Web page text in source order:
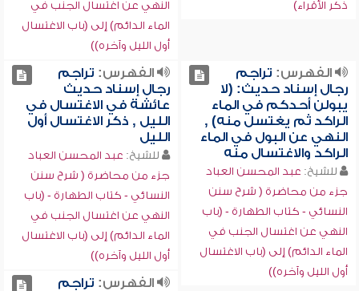
ذكر الأقراء)
النهي عن اغتسال الجنب في
الماء الدائم) إلى (باب الاغتسال
أول الليل وآخره))
الفهرس: تراجم
رجال إسناد حديث: (لا
يبولن أحدكم في الماء
الراكد ثم يغتسل منه) ,
النهي عن البول في الماء
الراكد والاغتسال منه
للشيخ: عبد المحسن العباد
جزء من محاضرة ( شرح سنن
النسائي - كتاب الطهارة - (باب
النهي عن اغتسال الجنب في
الماء الدائم) إلى (باب الاغتسال
أول الليل وآخره))
الفهرس: تراجم
رجال إسناد حديث
عائشة في الاغتسال في
الليل , ذكر الاغتسال أول
الليل
للشيخ: عبد المحسن العباد
جزء من محاضرة ( شرح سنن
النسائي - كتاب الطهارة - (باب
النهي عن اغتسال الجنب في
الماء الدائم) إلى (باب الاغتسال
أول الليل وآخره))
الفهرس: تراجم